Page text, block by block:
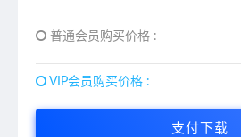
普通会员购买价格 :
VIP会员购买价格 :
支付下载